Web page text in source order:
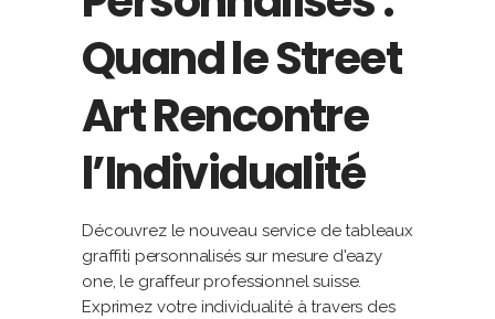
Quand le Street
Art Rencontre
l’Individualité
Découvrez le nouveau service de tableaux
graffiti personnalisés sur mesure d'eazy
one, le graffeur professionnel suisse.
Exprimez votre individualité à travers des